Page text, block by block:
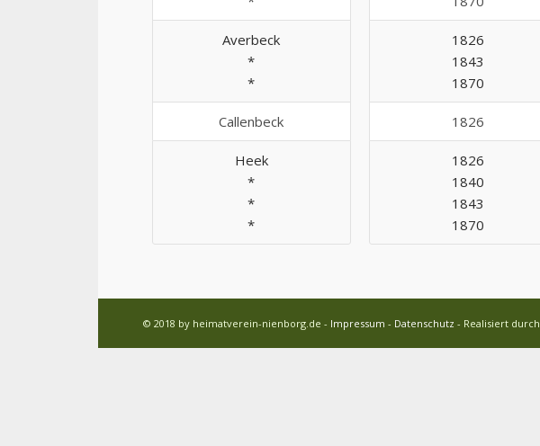
Averbeck
*
*
Callenbeck
Heek
*
*
*
1826
1843
1870
1826
1826
1840
1843
1870
© 2018 by heimatverein-nienborg.de - Impressum - Datenschutz - Realisiert durch